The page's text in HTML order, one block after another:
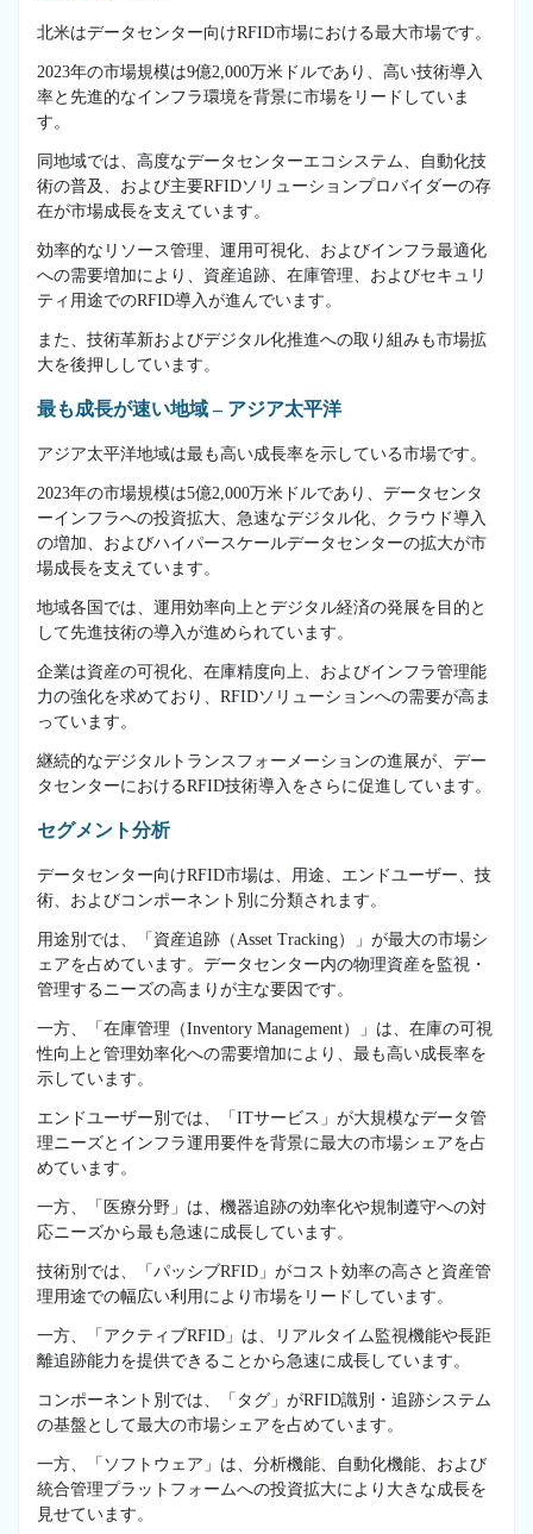
北米はデータセンター向けRFID市場における最大市場です。
2023年の市場規模は9億2,000万米ドルであり、高い技術導入
率と先進的なインフラ環境を背景に市場をリードしていま
す。
同地域では、高度なデータセンターエコシステム、自動化技
術の普及、および主要RFIDソリューションプロバイダーの存
在が市場成長を支えています。
効率的なリソース管理、運用可視化、およびインフラ最適化
への需要増加により、資産追跡、在庫管理、およびセキュリ
ティ用途でのRFID導入が進んでいます。
また、技術革新およびデジタル化推進への取り組みも市場拡
大を後押ししています。
最も成長が速い地域 – アジア太平洋
アジア太平洋地域は最も高い成長率を示している市場です。
2023年の市場規模は5億2,000万米ドルであり、データセンタ
ーインフラへの投資拡大、急速なデジタル化、クラウド導入
の増加、およびハイパースケールデータセンターの拡大が市
場成長を支えています。
地域各国では、運用効率向上とデジタル経済の発展を目的と
して先進技術の導入が進められています。
企業は資産の可視化、在庫精度向上、およびインフラ管理能
力の強化を求めており、RFIDソリューションへの需要が高ま
っています。
継続的なデジタルトランスフォーメーションの進展が、デー
タセンターにおけるRFID技術導入をさらに促進しています。
セグメント分析
データセンター向けRFID市場は、用途、エンドユーザー、技
術、およびコンポーネント別に分類されます。
用途別では、「資産追跡（Asset Tracking）」が最大の市場シ
ェアを占めています。データセンター内の物理資産を監視・
管理するニーズの高まりが主な要因です。
一方、「在庫管理（Inventory Management）」は、在庫の可視
性向上と管理効率化への需要増加により、最も高い成長率を
示しています。
エンドユーザー別では、「ITサービス」が大規模なデータ管
理ニーズとインフラ運用要件を背景に最大の市場シェアを占
めています。
一方、「医療分野」は、機器追跡の効率化や規制遵守への対
応ニーズから最も急速に成長しています。
技術別では、「パッシブRFID」がコスト効率の高さと資産管
理用途での幅広い利用により市場をリードしています。
一方、「アクティブRFID」は、リアルタイム監視機能や長距
離追跡能力を提供できることから急速に成長しています。
コンポーネント別では、「タグ」がRFID識別・追跡システム
の基盤として最大の市場シェアを占めています。
一方、「ソフトウェア」は、分析機能、自動化機能、および
統合管理プラットフォームへの投資拡大により大きな成長を
見せています。